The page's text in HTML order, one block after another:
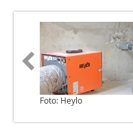
Foto: Heylo